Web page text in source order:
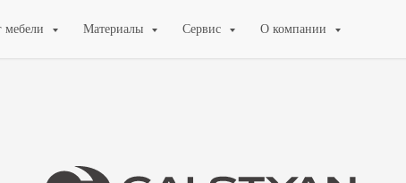
мебели Материалы Сервис О компании